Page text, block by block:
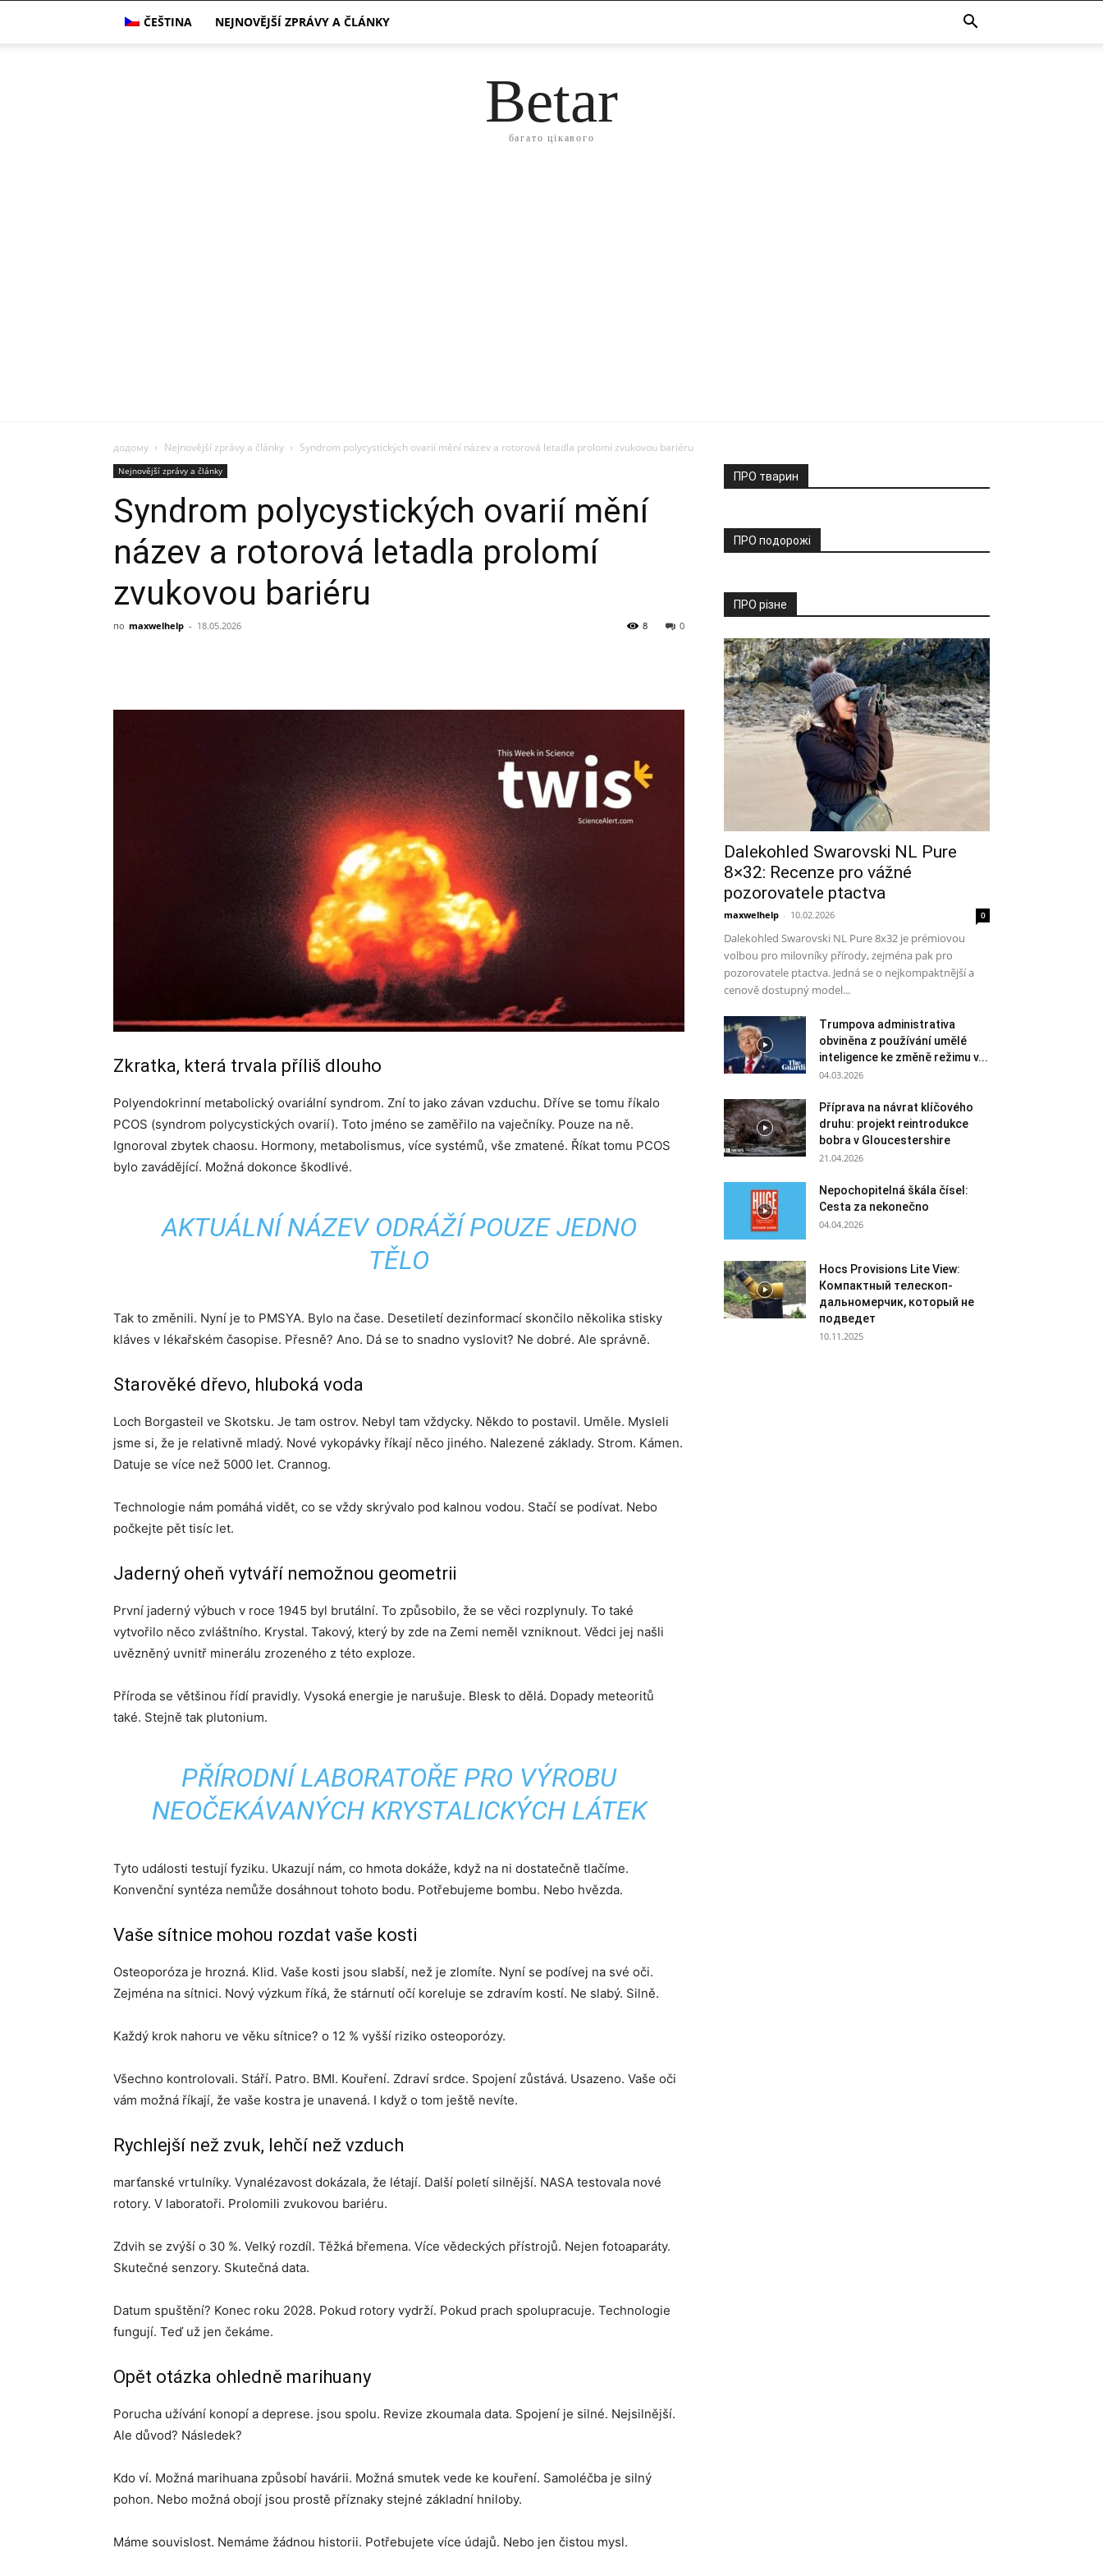
ČEŠTINA NEJNOVĚJŠÍ ZPRÁVY A ČLÁNKY
Betar
багато цікавого
додому Nejnovější zprávy a články Syndrom polycystických ovarií mění název a rotorová letadla prolomí zvukovou bariéru
Nejnovější zprávy a články
Syndrom polycystických ovarií mění
název a rotorová letadla prolomí
zvukovou bariéru
по maxwelhelp - 18.05.2026 0
8
Zkratka, která trvala příliš dlouho
Polyendokrinní metabolický ovariální syndrom. Zní to jako závan vzduchu. Dříve se tomu říkalo
PCOS (syndrom polycystických ovarií). Toto jméno se zaměřilo na vaječníky. Pouze na ně.
Ignoroval zbytek chaosu. Hormony, metabolismus, více systémů, vše zmatené. Říkat tomu PCOS
bylo zavádějící. Možná dokonce škodlivé.
AKTUÁLNÍ NÁZEV ODRÁŽÍ POUZE JEDNO
TĚLO
Tak to změnili. Nyní je to PMSYA. Bylo na čase. Desetiletí dezinformací skončilo několika stisky
kláves v lékařském časopise. Přesně? Ano. Dá se to snadno vyslovit? Ne dobré. Ale správně.
Starověké dřevo, hluboká voda
Loch Borgasteil ve Skotsku. Je tam ostrov. Nebyl tam vždycky. Někdo to postavil. Uměle. Mysleli
jsme si, že je relativně mladý. Nové vykopávky říkají něco jiného. Nalezené základy. Strom. Kámen.
Datuje se více než 5000 let. Crannog.
Technologie nám pomáhá vidět, co se vždy skrývalo pod kalnou vodou. Stačí se podívat. Nebo
počkejte pět tisíc let.
Jaderný oheň vytváří nemožnou geometrii
První jaderný výbuch v roce 1945 byl brutální. To způsobilo, že se věci rozplynuly. To také
vytvořilo něco zvláštního. Krystal. Takový, který by zde na Zemi neměl vzniknout. Vědci jej našli
uvězněný uvnitř minerálu zrozeného z této exploze.
Příroda se většinou řídí pravidly. Vysoká energie je narušuje. Blesk to dělá. Dopady meteoritů
také. Stejně tak plutonium.
PŘÍRODNÍ LABORATOŘE PRO VÝROBU
NEOČEKÁVANÝCH KRYSTALICKÝCH LÁTEK
Tyto události testují fyziku. Ukazují nám, co hmota dokáže, když na ni dostatečně tlačíme.
Konvenční syntéza nemůže dosáhnout tohoto bodu. Potřebujeme bombu. Nebo hvězda.
Vaše sítnice mohou rozdat vaše kosti
Osteoporóza je hrozná. Klid. Vaše kosti jsou slabší, než je zlomíte. Nyní se podívej na své oči.
Zejména na sítnici. Nový výzkum říká, že stárnutí očí koreluje se zdravím kostí. Ne slabý. Silně.
Každý krok nahoru ve věku sítnice? o 12 % vyšší riziko osteoporózy.
Všechno kontrolovali. Stáří. Patro. BMI. Kouření. Zdraví srdce. Spojení zůstává. Usazeno. Vaše oči
vám možná říkají, že vaše kostra je unavená. I když o tom ještě nevíte.
Rychlejší než zvuk, lehčí než vzduch
marťanské vrtulníky. Vynalézavost dokázala, že létají. Další poletí silnější. NASA testovala nové
rotory. V laboratoři. Prolomili zvukovou bariéru.
Zdvih se zvýší o 30 %. Velký rozdíl. Těžká břemena. Více vědeckých přístrojů. Nejen fotoaparáty.
Skutečné senzory. Skutečná data.
Datum spuštění? Konec roku 2028. Pokud rotory vydrží. Pokud prach spolupracuje. Technologie
fungují. Teď už jen čekáme.
Opět otázka ohledně marihuany
Porucha užívání konopí a deprese. jsou spolu. Revize zkoumala data. Spojení je silné. Nejsilnější.
Ale důvod? Následek?
Kdo ví. Možná marihuana způsobí havárii. Možná smutek vede ke kouření. Samoléčba je silný
pohon. Nebo možná obojí jsou prostě příznaky stejné základní hniloby.
Máme souvislost. Nemáme žádnou historii. Potřebujete více údajů. Nebo jen čistou mysl.
ПРО тварин
ПРО подорожі
ПРО різне
Dalekohled Swarovski NL Pure
8×32: Recenze pro vážné
pozorovatele ptactva
maxwelhelp - 10.02.2026 0
Dalekohled Swarovski NL Pure 8x32 je prémiovou
volbou pro milovníky přírody, zejména pak pro
pozorovatele ptactva. Jedná se o nejkompaktnější a
cenově dostupný model...
Trumpova administrativa
obviněna z používání umělé
inteligence ke změně režimu v...
04.03.2026
Příprava na návrat klíčového
druhu: projekt reintrodukce
bobra v Gloucestershire
21.04.2026
Nepochopitelná škála čísel:
Cesta za nekonečno
04.04.2026
Нocs Provisions Lite View:
Компактный телескоп-
дальномерчик, который не
подведет
10.11.2025